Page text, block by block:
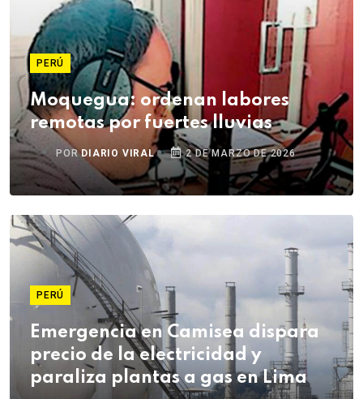
PERÚ
Moquegua: ordenan labores
remotas por fuertes lluvias
PORDIARIO VIRAL 2 DE MARZO DE 2026
PERÚ
Emergencia en Camisea dispara
precio de la electricidad y
paraliza plantas a gas en Lima